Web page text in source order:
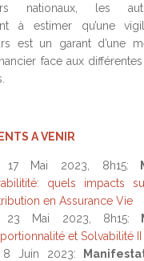
nationaux, les
à estimer qu’une
est un garant d’une
face aux
A VENIR
17 Mai 2023, 8h15:
quels impacts
en Assurance Vie
23 Mai 2023, 8h15:
et Solvabilité II
8 Juin 2023: